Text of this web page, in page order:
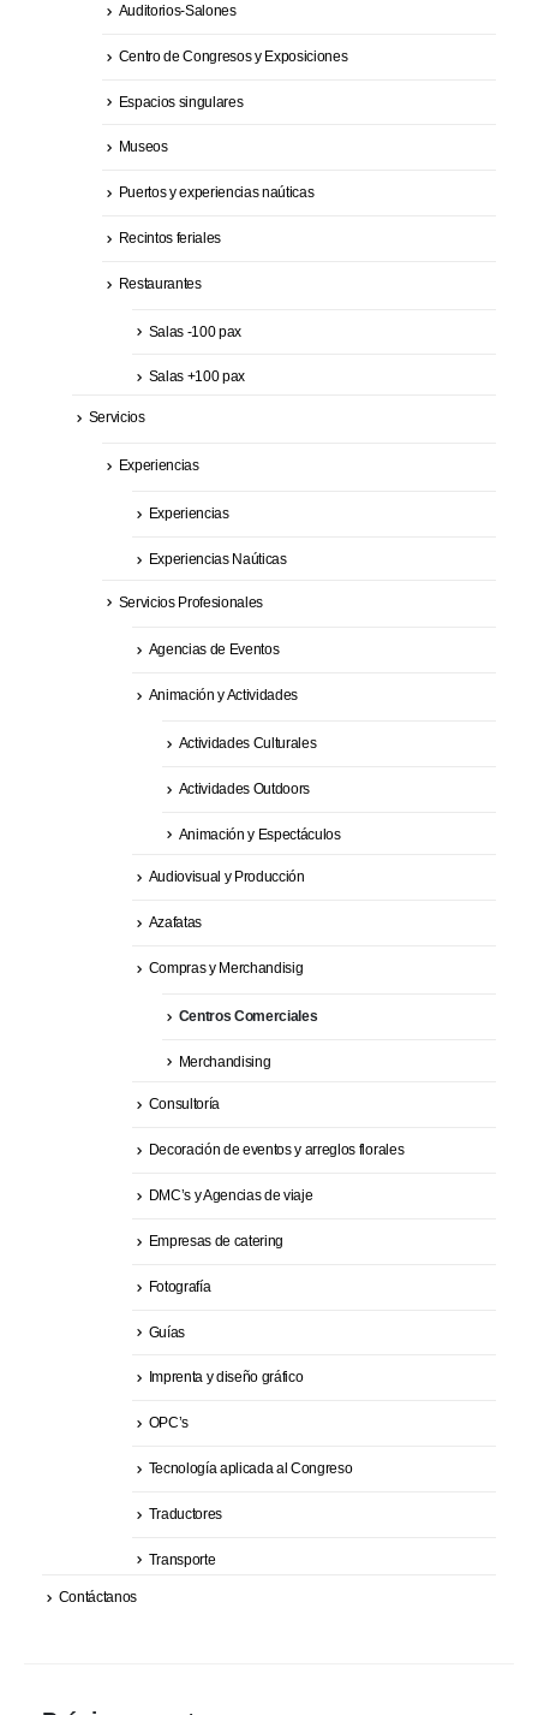
Auditorios-Salones
Centro de Congresos y Exposiciones
Espacios singulares
Museos
Puertos y experiencias naúticas
Recintos feriales
Restaurantes
Salas -100 pax
Salas +100 pax
Servicios
Experiencias
Experiencias
Experiencias Naúticas
Servicios Profesionales
Agencias de Eventos
Animación y Actividades
Actividades Culturales
Actividades Outdoors
Animación y Espectáculos
Audiovisual y Producción
Azafatas
Compras y Merchandisig
Centros Comerciales
Merchandising
Consultoría
Decoración de eventos y arreglos florales
DMC’s y Agencias de viaje
Empresas de catering
Fotografía
Guías
Imprenta y diseño gráfico
OPC’s
Tecnología aplicada al Congreso
Traductores
Transporte
Contáctanos